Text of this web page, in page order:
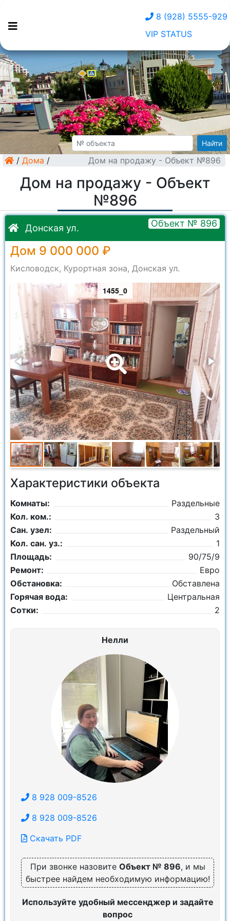
8 (928) 5555-929
VIP STATUS
Найти
/ Дома / Дом на продажу - Объект №896
Дом на продажу - Объект
№896
Донская ул. Объект № 896
Дом 9 000 000 ₽
Кисловодск, Курортная зона, Донская ул.
1455_0
Характеристики объекта
Комнаты:
Раздельные
Кол. ком.:
3
Сан. узел:
Раздельный
Кол. сан. уз.:
1
Площадь:
90/75/9
Ремонт:
Евро
Обстановка:
Обставлена
Горячая вода:
Центральная
Сотки:
2
Нелли
8 928 009-8526
8 928 009-8526
Скачать PDF
При звонке назовите Объект № 896, и мы
быстрее найдем необходимую информацию!
Используйте удобный мессенджер и задайте
вопрос